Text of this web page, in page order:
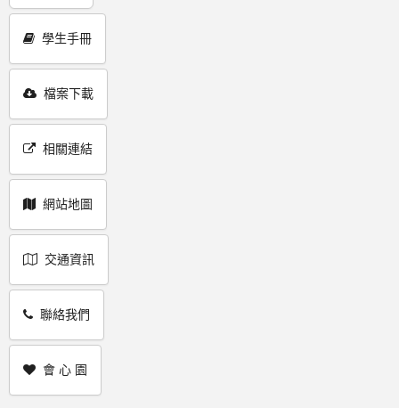
學生手冊
檔案下載
相關連結
網站地圖
交通資訊
聯絡我們
會 心 園